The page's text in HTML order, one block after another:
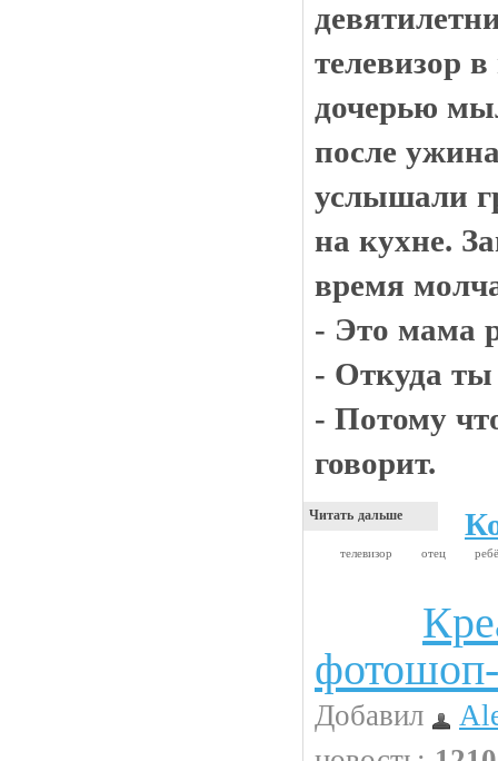
телевизор
дочерью
после
услышали
на кухне.
время
- Это мама
- Откуда
- Потому
говорит.
Читать дальше
телевизор отец
Добавил